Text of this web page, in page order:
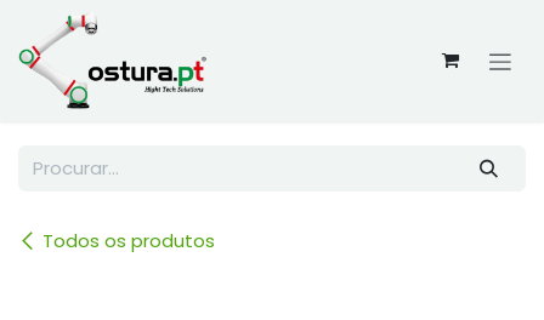
Skip to Content
Todos os produtos